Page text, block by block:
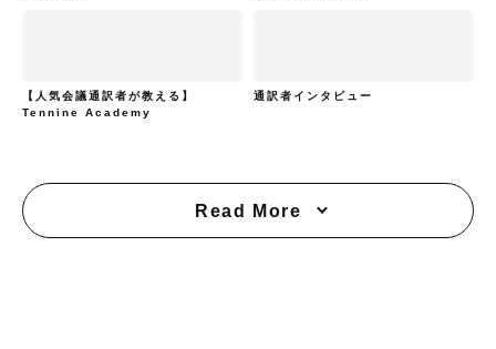
【人気会議通訳者が教える】
Tennine Academy
通訳者インタビュー
Read More